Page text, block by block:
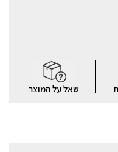
שאל על המוצר